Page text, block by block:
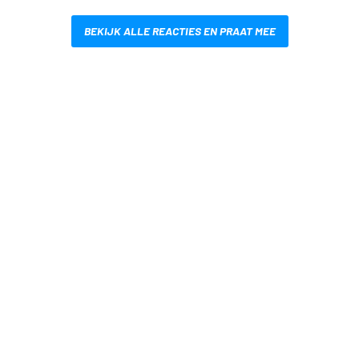
BEKIJK ALLE REACTIES EN PRAAT MEE